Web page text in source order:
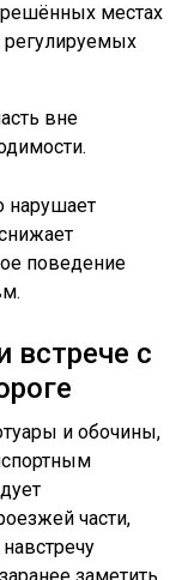
местах
вне
нарушает
поведение
встрече с
и обочины,
части,